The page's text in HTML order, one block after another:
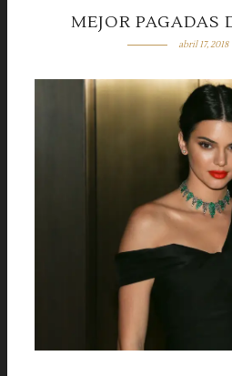
MEJOR PAGADAS
abril 17, 2018